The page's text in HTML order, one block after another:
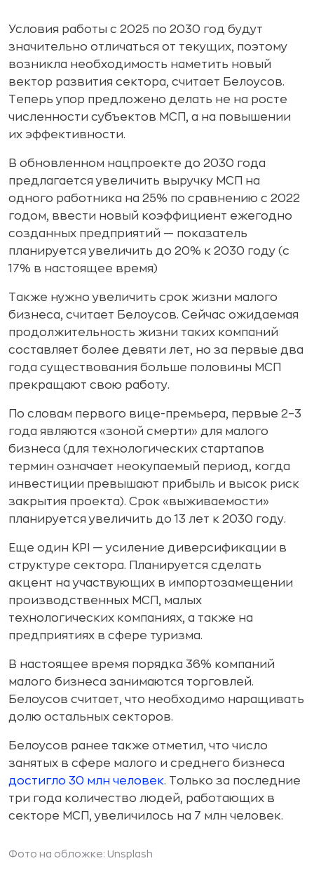
Условия работы с 2025 по 2030 год будут
значительно отличаться от текущих, поэтому
возникла необходимость наметить новый
вектор развития сектора, считает Белоусов.
Теперь упор предложено делать не на росте
численности субъектов МСП, а на повышении
их эффективности.
В обновленном нацпроекте до 2030 года
предлагается увеличить выручку МСП на
одного работника на 25% по сравнению с 2022
годом, ввести новый коэффициент ежегодно
созданных предприятий — показатель
планируется увеличить до 20% к 2030 году (с
17% в настоящее время)
Также нужно увеличить срок жизни малого
бизнеса, считает Белоусов. Сейчас ожидаемая
продолжительность жизни таких компаний
составляет более девяти лет, но за первые два
года существования больше половины МСП
прекращают свою работу.
По словам первого вице-премьера, первые 2–3
года являются «зоной смерти» для малого
бизнеса (для технологических стартапов
термин означает неокупаемый период, когда
инвестиции превышают прибыль и высок риск
закрытия проекта). Срок «выживаемости»
планируется увеличить до 13 лет к 2030 году.
Еще один KPI — усиление диверсификации в
структуре сектора. Планируется сделать
акцент на участвующих в импортозамещении
производственных МСП, малых
технологических компаниях, а также на
предприятиях в сфере туризма.
В настоящее время порядка 36% компаний
малого бизнеса занимаются торговлей.
Белоусов считает, что необходимо наращивать
долю остальных секторов.
Белоусов ранее также отметил, что число
занятых в сфере малого и среднего бизнеса
достигло 30 млн человек. Только за последние
три года количество людей, работающих в
секторе МСП, увеличилось на 7 млн человек.
Фото на обложке: Unsplash